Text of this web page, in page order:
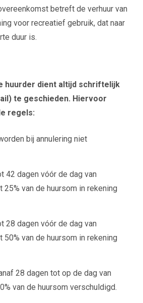
betreft de verhuur van
voor recreatief gebruik, dat naar
duur is.
huurder dient altijd schriftelijk
te geschieden. Hiervoor
regels:
bij annulering niet
42 dagen vóór de dag van
25% van de huursom in rekening
28 dagen vóór de dag van
50% van de huursom in rekening
28 dagen tot op de dag van
van de huursom verschuldigd.